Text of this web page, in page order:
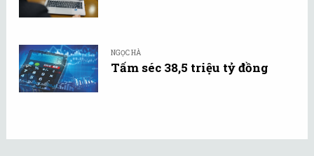
NGỌC HÀ
Tấm séc 38,5 triệu tỷ đồng